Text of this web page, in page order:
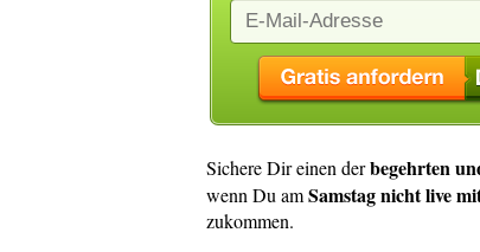
Sichere Dir einen derbegehrten
wenn Du amSamstag nicht live
zukommen.